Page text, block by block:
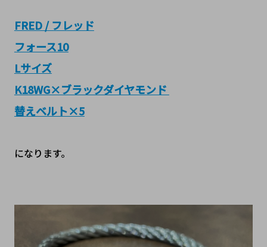
FRED / フレッド
フォース10
Lサイズ
K18WG×ブラックダイヤモンド
替えベルト×5
になります。